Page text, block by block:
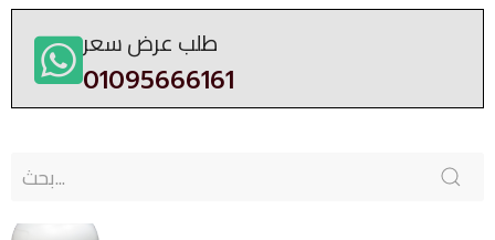
طلب عرض سعر
01095666161